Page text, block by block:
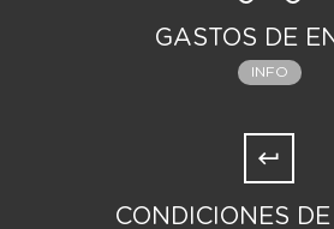
GASTOS DE
INFO
CONDICIONES